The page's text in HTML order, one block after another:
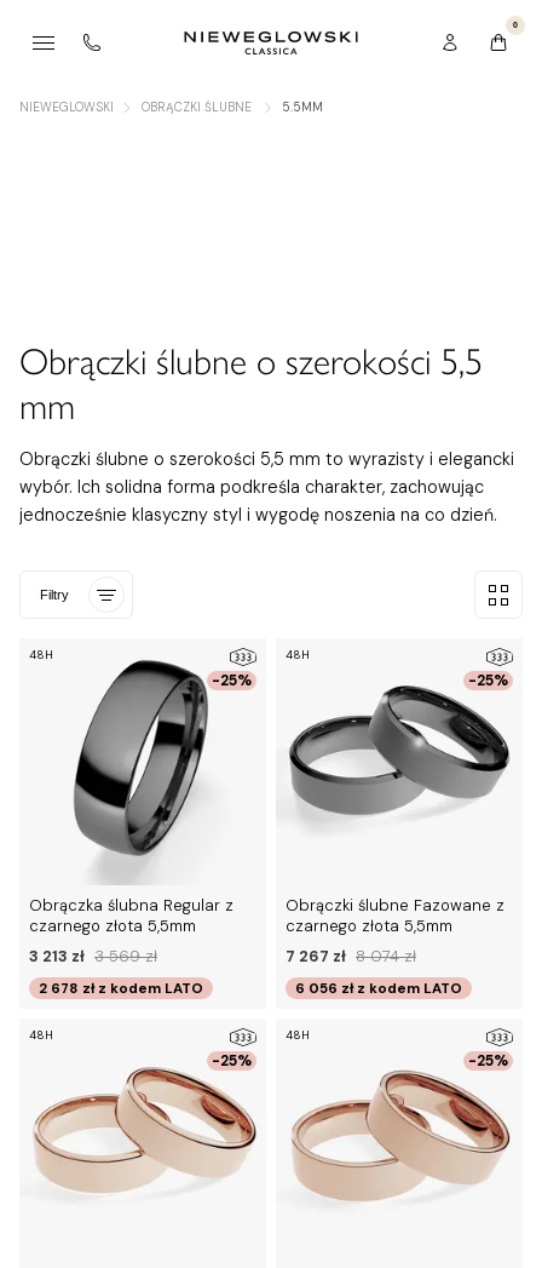
0
NIEWEGLOWSKI OBRĄCZKI ŚLUBNE 5.5MM
Obrączki ślubne o szerokości 5,5
mm
Obrączki ślubne o szerokości 5,5 mm to wyrazisty i elegancki
wybór. Ich solidna forma podkreśla charakter, zachowując
jednocześnie klasyczny styl i wygodę noszenia na co dzień.
Filtry
-25%
48H
Obrączka ślubna Regular z
czarnego złota 5,5mm
3 213 zł 3 569 zł
2 678 zł z kodem LATO
-25%
48H
Obrączki ślubne Fazowane z
czarnego złota 5,5mm
7 267 zł 8 074 zł
6 056 zł z kodem LATO
-25%
48H
-25%
48H